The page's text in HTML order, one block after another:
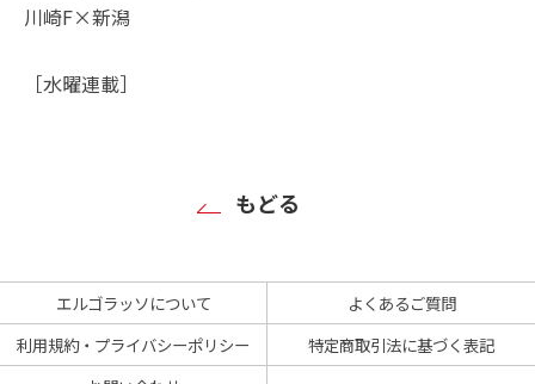
川崎F×新潟
［水曜連載］
もどる
エルゴラッソについて
よくあるご質問
利用規約・プライバシーポリシー
特定商取引法に基づく表記